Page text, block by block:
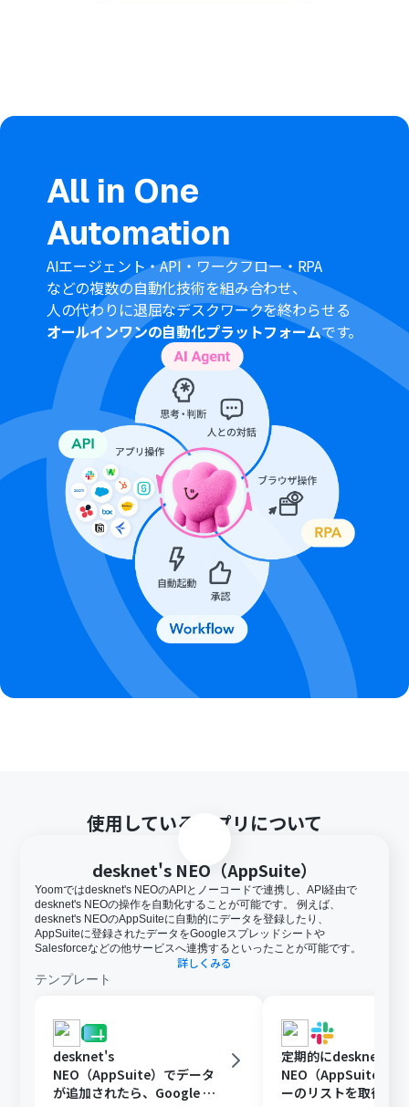
desknet's NEO（AppSuite）とYoomを連携してくださ
い。
All in One
Automation
AIエージェント・API・ワークフロー・RPA
などの複数の自動化技術を組み合わせ、
人の代わりに退屈なデスクワークを終わらせる
オールインワンの自動化プラットフォームです。
使用しているアプリについて
desknet's NEO（AppSuite）
Yoomではdesknet's NEOのAPIとノーコードで連携し、API経由で
desknet's NEOの操作を自動化することが可能です。 例えば、
desknet's NEOのAppSuiteに自動的にデータを登録したり、
AppSuiteに登録されたデータをGoogleスプレッドシートや
Salesforceなどの他サービスへ連携するといったことが可能です。
詳しくみる
テンプレート
desknet's
NEO（AppSuite）でデータ
が追加されたら、Google ス
定期的にdesknet's
NEO（AppSuite）で
ーのリストを取得し